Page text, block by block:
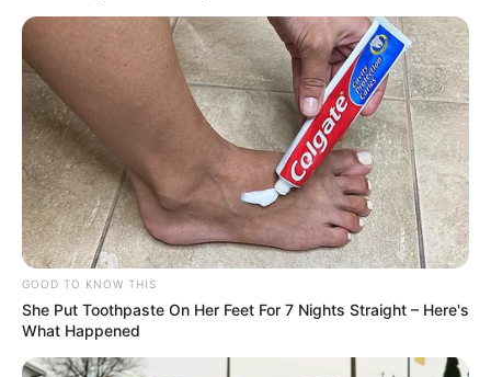
GOOD TO KNOW THIS
She Put Toothpaste On Her Feet For 7 Nights Straight – Here's
What Happened